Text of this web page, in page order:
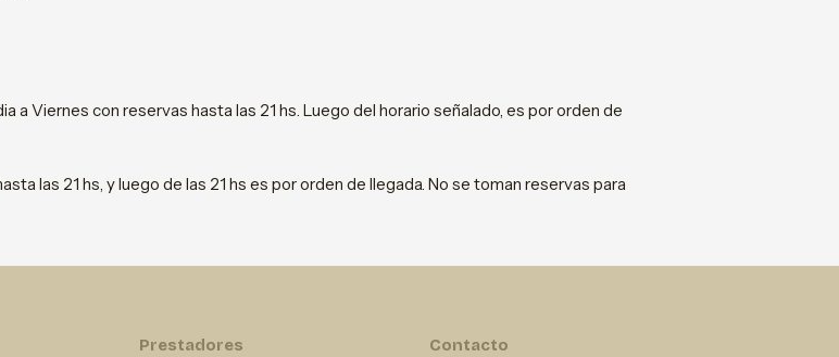
a Viernes con reservas hasta las 21 hs. Luego del horario señalado, es por orden de
las 21 hs, y luego de las 21 hs es por orden de llegada. No se toman reservas para
Prestadores Contacto